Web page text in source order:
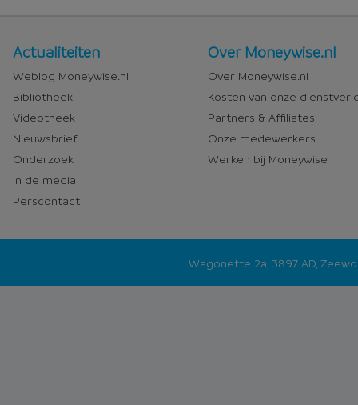
Nieuws
en
media
Actualiteiten
Weblog Moneywise.nl
Bibliotheek
Videotheek
Nieuwsbrief
Onderzoek
In de media
Perscontact
Over
Moneywise
Over Moneywise.nl
Over Moneywise.nl
Kosten van onze
Partners & Affiliates
Onze medewerkers
Werken bij Moneywise
Wagonette 2a, 3897 AD,